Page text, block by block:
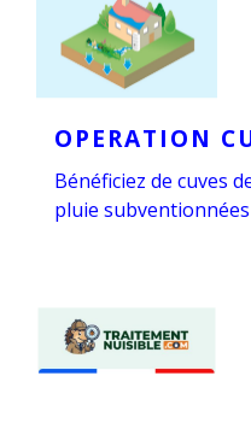
OPERATION
Bénéficiez de cuves
pluie subventionnées